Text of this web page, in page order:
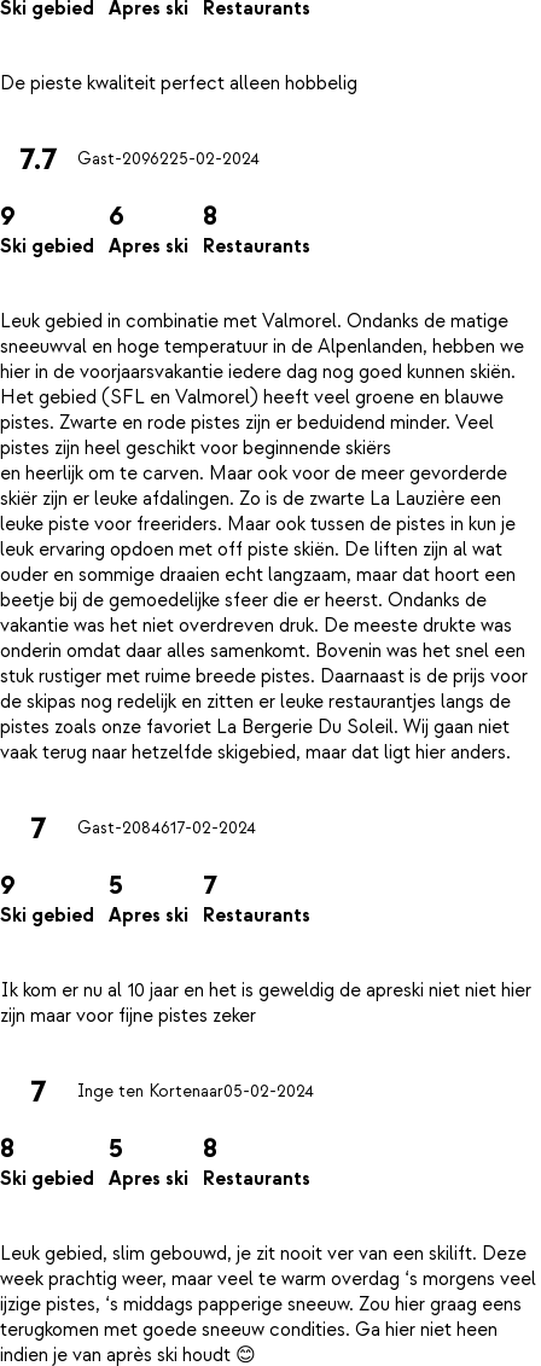
Ski gebied Apres ski Restaurants
7.7 Gast-2096225-02-2024
9
Ski gebied
6
Apres ski
8
Restaurants
Leuk gebied in combinatie met Valmorel. Ondanks de matige
sneeuwval en hoge temperatuur in de Alpenlanden, hebben we
hier in de voorjaarsvakantie iedere dag nog goed kunnen skiën.
Het gebied (SFL en Valmorel) heeft veel groene en blauwe
pistes. Zwarte en rode pistes zijn er beduidend minder. Veel
pistes zijn heel geschikt voor beginnende skiërs
en heerlijk om te carven. Maar ook voor de meer gevorderde
skiër zijn er leuke afdalingen. Zo is de zwarte La Lauzière een
leuke piste voor freeriders. Maar ook tussen de pistes in kun je
leuk ervaring opdoen met off piste skiën. De liften zijn al wat
ouder en sommige draaien echt langzaam, maar dat hoort een
beetje bij de gemoedelijke sfeer die er heerst. Ondanks de
vakantie was het niet overdreven druk. De meeste drukte was
onderin omdat daar alles samenkomt. Bovenin was het snel een
stuk rustiger met ruime breede pistes. Daarnaast is de prijs voor
de skipas nog redelijk en zitten er leuke restaurantjes langs de
pistes zoals onze favoriet La Bergerie Du Soleil. Wij gaan niet
7 Gast-2084617-02-2024
9
Ski gebied
5
Apres ski
7
Restaurants
Ik kom er nu al 10 jaar en het is geweldig de apreski niet niet hier
7 Inge ten Kortenaar05-02-2024
8
Ski gebied
5
Apres ski
8
Restaurants
Leuk gebied, slim gebouwd, je zit nooit ver van een skilift. Deze
week prachtig weer, maar veel te warm overdag ‘s morgens veel
ijzige pistes, ‘s middags papperige sneeuw. Zou hier graag eens
terugkomen met goede sneeuw condities. Ga hier niet heen